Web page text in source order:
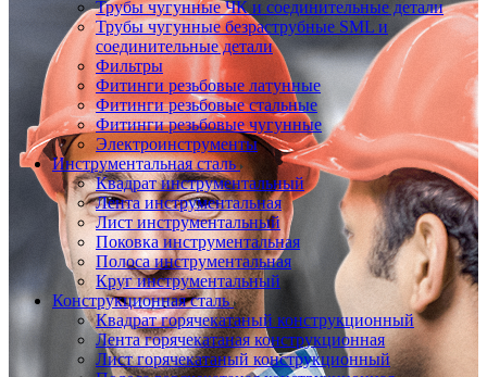
Трубы чугунные ЧК и соединительные детали
Трубы чугунные безраструбные SML и
соединительные детали
Фильтры
Фитинги резьбовые латунные
Фитинги резьбовые стальные
Фитинги резьбовые чугунные
Электроинструменты
Инструментальная сталь
Квадрат инструментальный
Лента инструментальная
Лист инструментальный
Поковка инструментальная
Полоса инструментальная
Круг инструментальный
Конструкционная сталь
Квадрат горячекатаный конструкционный
Лента горячекатаная конструкционная
Лист горячекатаный конструкционный